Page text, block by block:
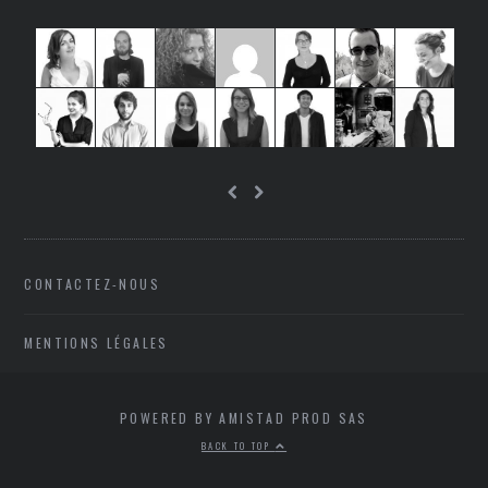
CONTACTEZ-NOUS
MENTIONS LÉGALES
POWERED BY AMISTAD PROD SAS
BACK TO TOP